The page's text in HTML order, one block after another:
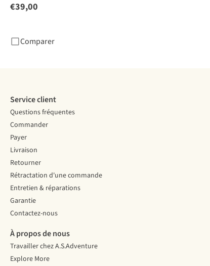
€39,00
Comparer
Service client
Questions fréquentes
Commander
Payer
Livraison
Retourner
Rétractation d'une commande
Entretien & réparations
Garantie
Contactez-nous
À propos de nous
Travailler chez A.S.Adventure
Explore More